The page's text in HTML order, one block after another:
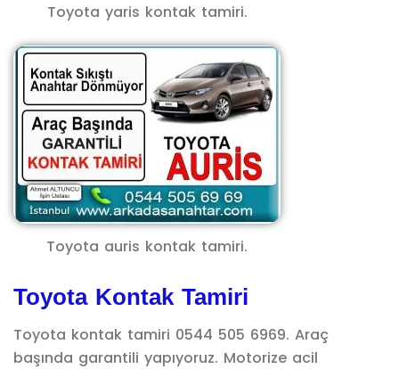
Toyota yaris kontak tamiri.
Toyota auris kontak tamiri.
Toyota Kontak Tamiri
Toyota kontak tamiri 0544 505 6969. Araç
başında garantili yapıyoruz. Motorize acil